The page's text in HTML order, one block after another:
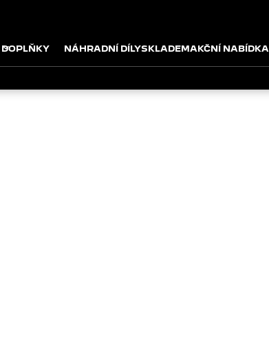
DOPLŇKY NÁHRADNÍ DÍLYSKLADEMAKČNÍ NABÍDKA